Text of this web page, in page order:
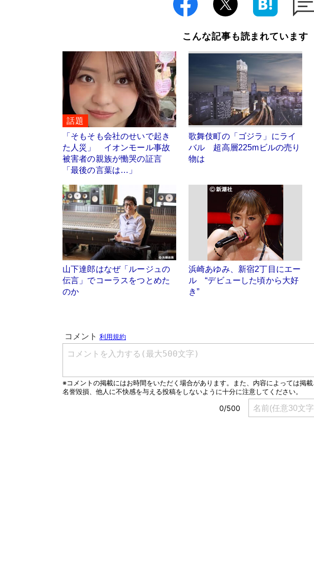
こんな記事も読まれています
話題
「そもそも会社のせいで起き
た人災」 イオンモール事故
被害者の親族が慟哭の証言
「最後の言葉は…」
歌舞伎町の「ゴジラ」にライ
バル 超高層225mビルの売り
物は
山下達郎はなぜ「ルージュの
伝言」でコーラスをつとめた
のか
浜崎あゆみ、新宿2丁目にエー
ル “デビューした頃から大好
き”